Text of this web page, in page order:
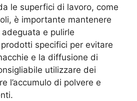
le superfici di lavoro, come
è importante mantenere
adeguata e pulirle
specifici per evitare
e la diffusione di
utilizzare dei
l’accumulo di polvere e